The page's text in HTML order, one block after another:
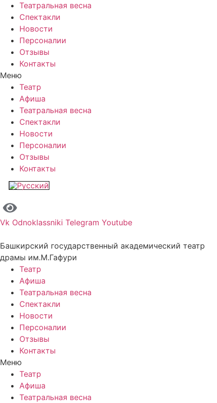
Театральная весна
Спектакли
Новости
Персоналии
Отзывы
Контакты
Меню
Театр
Афиша
Театральная весна
Спектакли
Новости
Персоналии
Отзывы
Контакты
Vk Odnoklassniki Telegram Youtube
Башкирский государственный академический театр
драмы им.М.Гафури
Театр
Афиша
Театральная весна
Спектакли
Новости
Персоналии
Отзывы
Контакты
Меню
Театр
Афиша
Театральная весна